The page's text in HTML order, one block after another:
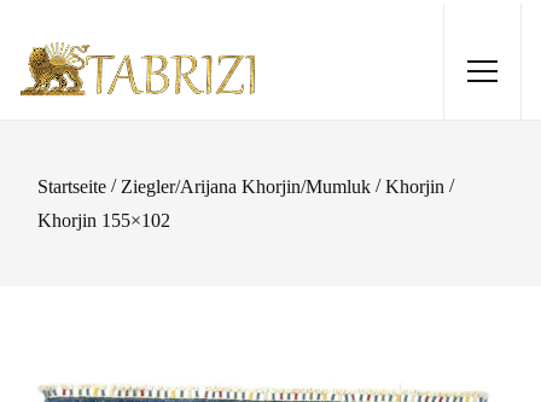
Startseite / Ziegler/Arijana Khorjin/Mumluk /Khorjin /
Khorjin 155×102
Ardebil 284x205